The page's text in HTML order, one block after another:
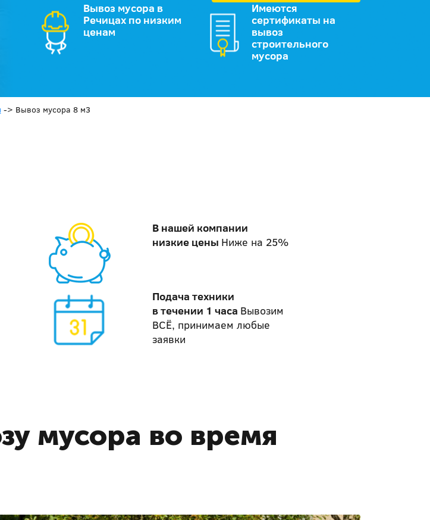
Вывоз мусора в
Речицах по низким
ценам
Имеются
сертификаты на
вывоз
строительного
мусора
-> Вывоз мусора 8 м3
В нашей компании
низкие цены Ниже на 25%
Подача техники
в течении 1 часа Вывозим
ВСЁ, принимаем любые
заявки
мусора во время